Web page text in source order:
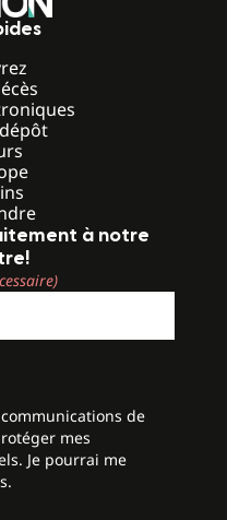
à notre
de
mes
Je pourrai me